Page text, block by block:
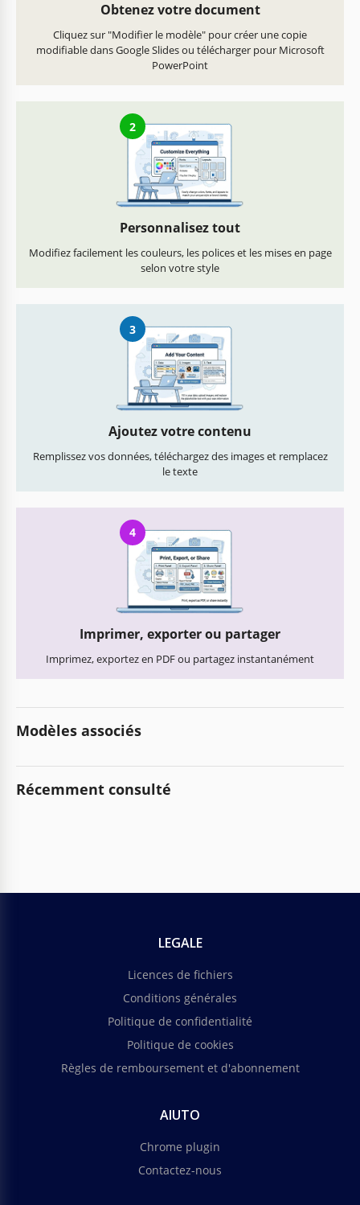
Obtenez votre document
Cliquez sur "Modifier le modèle" pour créer une copie
modifiable dans Google Slides ou télécharger pour Microsoft
PowerPoint
2
Personnalisez tout
Modifiez facilement les couleurs, les polices et les mises en page
selon votre style
3
Ajoutez votre contenu
Remplissez vos données, téléchargez des images et remplacez
le texte
4
Imprimer, exporter ou partager
Imprimez, exportez en PDF ou partagez instantanément
Modèles associés
Récemment consulté
LEGALE
Licences de fichiers
Conditions générales
Politique de confidentialité
Politique de cookies
Règles de remboursement et d'abonnement
AIUTO
Chrome plugin
Contactez-nous